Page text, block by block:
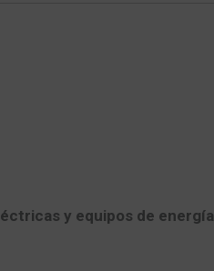
y equipos de energía